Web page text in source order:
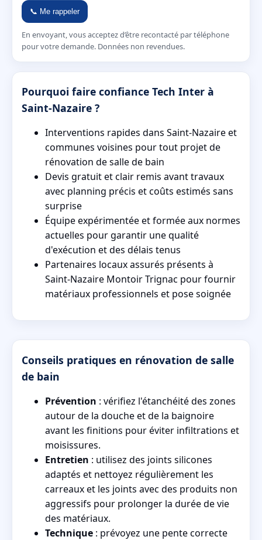
📞 Me rappeler
En envoyant, vous acceptez d’être recontacté par téléphone
pour votre demande. Données non revendues.
Pourquoi faire confiance Tech Inter à
Saint-Nazaire ?
Interventions rapides dans Saint-Nazaire et
communes voisines pour tout projet de
rénovation de salle de bain
Devis gratuit et clair remis avant travaux
avec planning précis et coûts estimés sans
surprise
Équipe expérimentée et formée aux normes
actuelles pour garantir une qualité
d'exécution et des délais tenus
Partenaires locaux assurés présents à
Saint-Nazaire Montoir Trignac pour fournir
matériaux professionnels et pose soignée
Conseils pratiques en rénovation de salle
de bain
Prévention : vérifiez l'étanchéité des zones
autour de la douche et de la baignoire
avant les finitions pour éviter infiltrations et
moisissures.
Entretien : utilisez des joints silicones
adaptés et nettoyez régulièrement les
carreaux et les joints avec des produits non
aggressifs pour prolonger la durée de vie
des matériaux.
Technique : prévoyez une pente correcte